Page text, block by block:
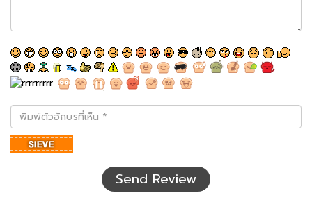
พิมพ์
ตัว
อักษร
ที่
Send Review